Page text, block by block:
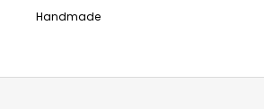
Handmade